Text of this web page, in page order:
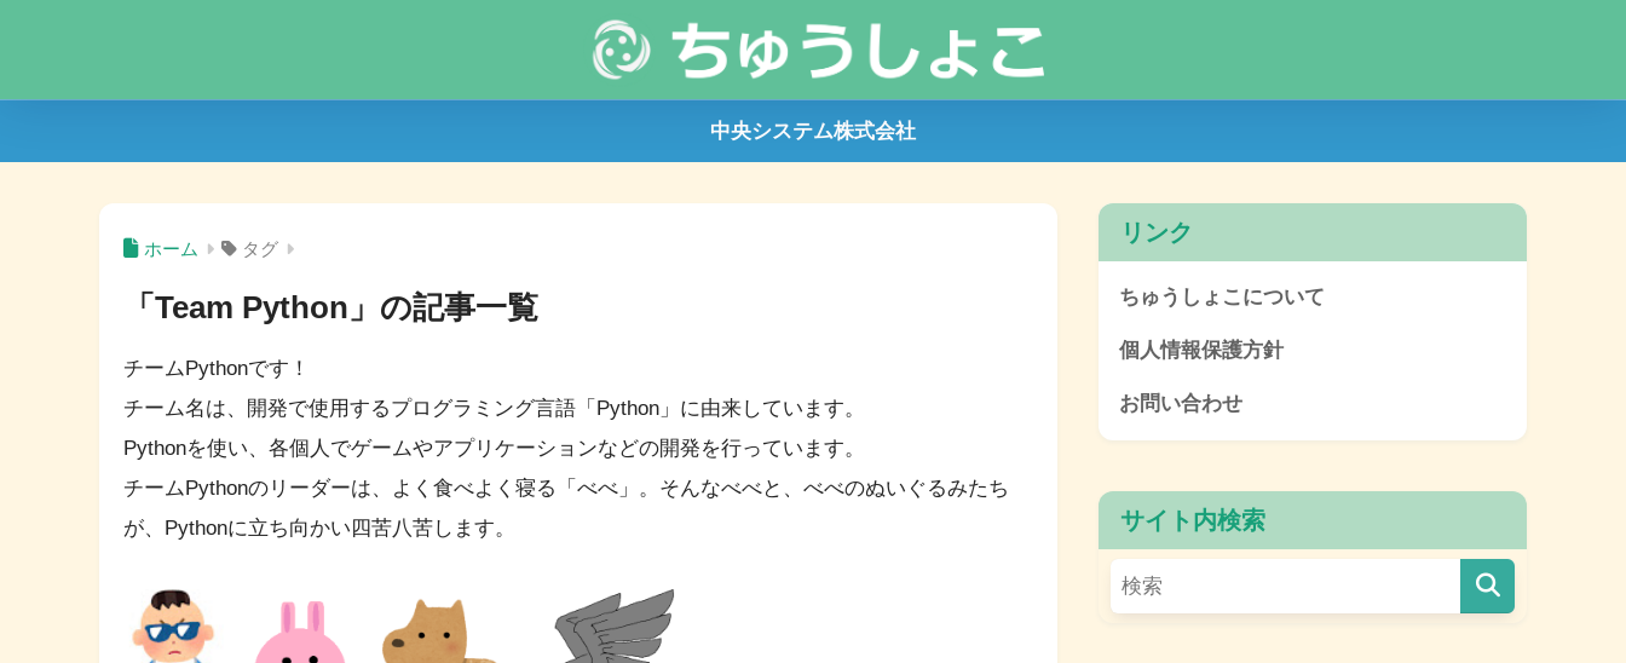
中央システム株式会社
ホーム タグ
「Team Python」の記事一覧
チームPythonです！
チーム名は、開発で使用するプログラミング言語「Python」に由来しています。
Pythonを使い、各個人でゲームやアプリケーションなどの開発を行っています。
チームPythonのリーダーは、よく食べよく寝る「べべ」。そんなべべと、べべのぬいぐるみたち
が、Pythonに立ち向かい四苦八苦します。
リンク
ちゅうしょこについて
個人情報保護方針
お問い合わせ
サイト内検索